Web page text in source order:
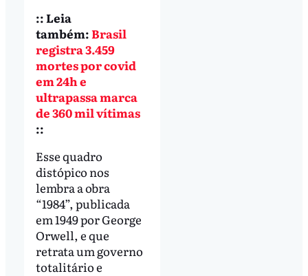
:: Leia
também:Brasil
registra 3.459
mortes por covid
em 24h e
ultrapassa marca
de 360 mil vítimas
::
Esse quadro
distópico nos
lembra a obra
“1984”, publicada
em 1949 por George
Orwell, e que
retrata um governo
totalitário e